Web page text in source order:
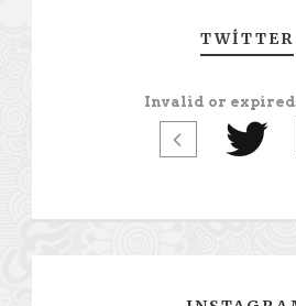
TWITTER
Invalid or expired